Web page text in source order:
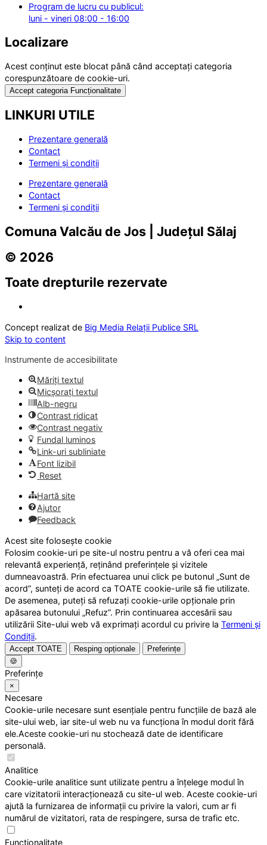
Program de lucru cu publicul:
luni - vineri 08:00 - 16:00
Localizare
Acest conținut este blocat până când acceptați categoria
corespunzătoare de cookie-uri.
Accept categoria Funcționalitate
LINKURI UTILE
Prezentare generală
Contact
Termeni și condiții
Prezentare generală
Contact
Termeni și condiții
Comuna Valcău de Jos | Județul Sălaj
© 2026
Toate drepturile rezervate
Concept realizat de Big Media Relații Publice SRL
Skip to content
Instrumente de accesibilitate
Măriți textul
Micșorați textul
Alb-negru
Contrast ridicat
Contrast negativ
Fundal luminos
Link-uri subliniate
Font lizibil
Reset
Hartă site
Ajutor
Feedback
Acest site folosește cookie
Folosim cookie-uri pe site-ul nostru pentru a vă oferi cea mai
relevantă experiență, reținând preferințele și vizitele
dumneavoastră. Prin efectuarea unui click pe butonul „Sunt de
acord”, sunteți de acord ca TOATE cookie-urile să fie utilizate.
De asemenea, puteți să refuzați cookie-urile opționale prin
apăsarea butonului „Refuz”. Prin continuarea accesării sau
utilizării Site-ului web vă exprimați acordul cu privire la Termeni și
Condiții.
Accept TOATE Resping opționale
Preferințe
🍪
Preferințe
×
Necesare
Cookie-urile necesare sunt esențiale pentru funcțiile de bază ale
site-ului web, iar site-ul web nu va funcționa în modul dorit fără
ele.Aceste cookie-uri nu stochează date de identificare
personală.
Analitice
Cookie-urile analitice sunt utilizate pentru a înțelege modul în
care vizitatorii interacționează cu site-ul web. Aceste cookie-uri
ajută la furnizarea de informații cu privire la valori, cum ar fi
numărul de vizitatori, rata de respingere, sursa de trafic etc.
Funcționalitate